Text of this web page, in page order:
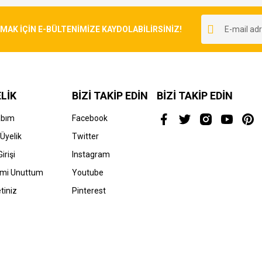
İÇİN E-BÜLTENİMİZE KAYDOLABİLİRSİNİZ!
Unuttum
BİZİ TAKİP EDİN
Facebook
Twitter
Instagram
Youtube
Pinterest
BİZİ TAKİP EDİN